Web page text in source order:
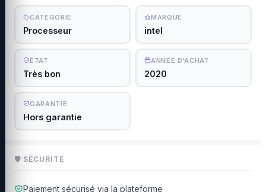
CATÉGORIE
Processeur
MARQUE
intel
ÉTAT
Très bon
ANNÉE D'ACHAT
2020
GARANTIE
Hors garantie
🛡 SÉCURITÉ
Paiement sécurisé via la plateforme